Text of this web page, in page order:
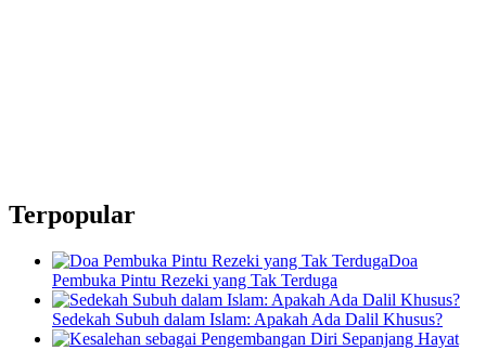
Terpopular
Doa
Pembuka Pintu Rezeki yang Tak Terduga
Sedekah Subuh dalam Islam: Apakah Ada Dalil Khusus?